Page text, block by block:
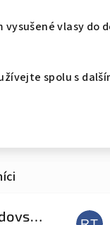
vlasy do
spolu s
Natalia Gudovskikh